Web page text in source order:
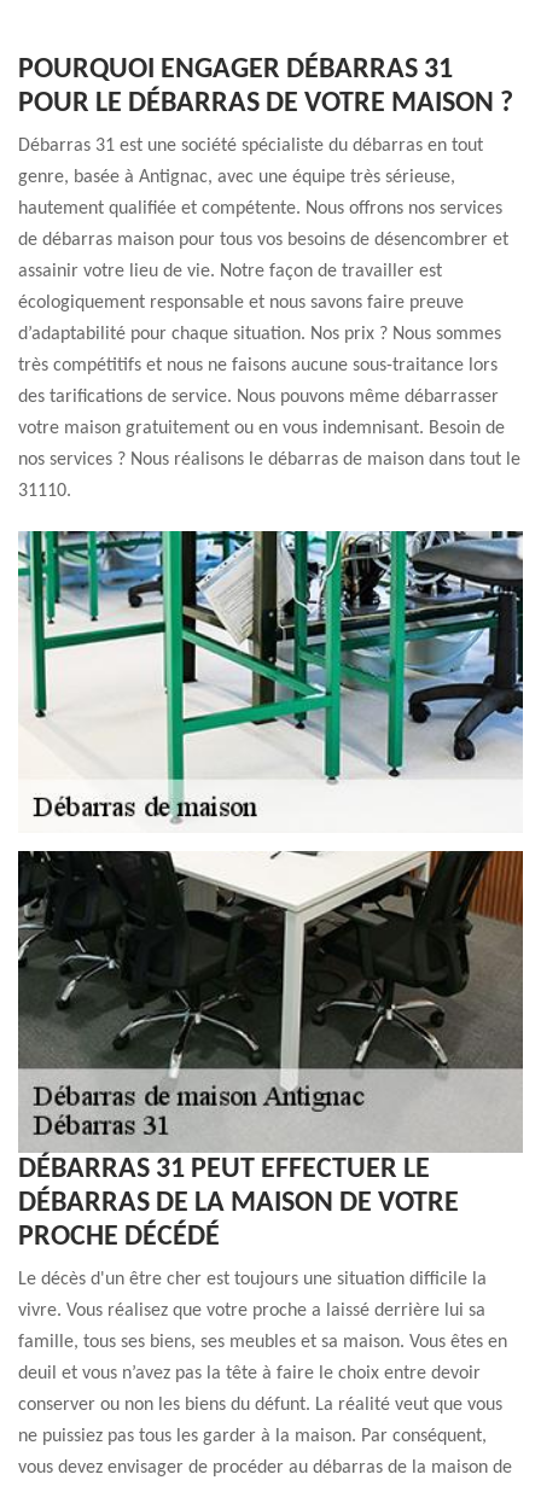
POURQUOI ENGAGER DÉBARRAS 31
POUR LE DÉBARRAS DE VOTRE MAISON ?
Débarras 31 est une société spécialiste du débarras en tout
genre, basée à Antignac, avec une équipe très sérieuse,
hautement qualifiée et compétente. Nous offrons nos services
de débarras maison pour tous vos besoins de désencombrer et
assainir votre lieu de vie. Notre façon de travailler est
écologiquement responsable et nous savons faire preuve
d’adaptabilité pour chaque situation. Nos prix ? Nous sommes
très compétitifs et nous ne faisons aucune sous-traitance lors
des tarifications de service. Nous pouvons même débarrasser
votre maison gratuitement ou en vous indemnisant. Besoin de
nos services ? Nous réalisons le débarras de maison dans tout le
31110.
DÉBARRAS 31 PEUT EFFECTUER LE
DÉBARRAS DE LA MAISON DE VOTRE
PROCHE DÉCÉDÉ
Le décès d'un être cher est toujours une situation difficile la
vivre. Vous réalisez que votre proche a laissé derrière lui sa
famille, tous ses biens, ses meubles et sa maison. Vous êtes en
deuil et vous n’avez pas la tête à faire le choix entre devoir
conserver ou non les biens du défunt. La réalité veut que vous
ne puissiez pas tous les garder à la maison. Par conséquent,
vous devez envisager de procéder au débarras de la maison de